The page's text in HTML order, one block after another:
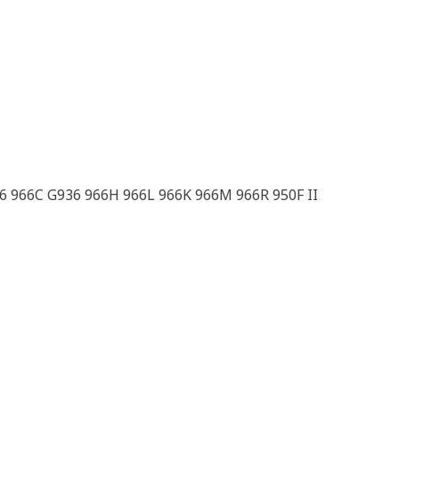
966C G936 966H 966L 966K 966M 966R 950F II